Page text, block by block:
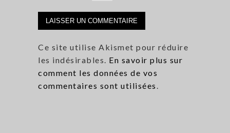
Ce site utilise Akismet pour réduire
les indésirables. En savoir plus sur
comment les données de vos
commentaires sont utilisées .